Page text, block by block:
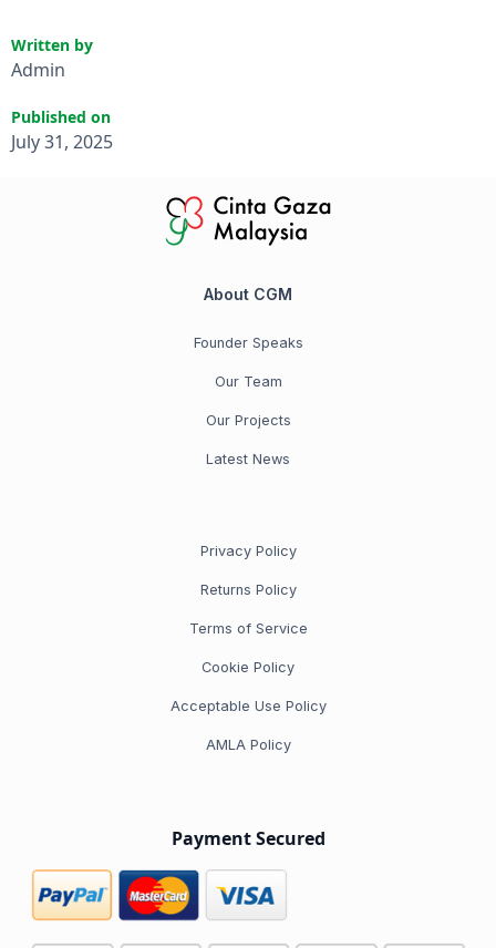
Written by
Admin
Published on
July 31, 2025
About CGM
Founder Speaks
Our Team
Our Projects
Latest News
Privacy Policy
Returns Policy
Terms of Service
Cookie Policy
Acceptable Use Policy
AMLA Policy
Payment Secured